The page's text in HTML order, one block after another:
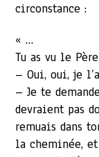
circonstance :
« …
Tu as vu le
– Oui, oui, je
– Je te
devraient pas
remuais dans
la cheminée,